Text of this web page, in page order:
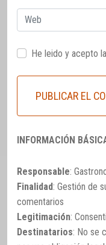
Web
He leido y acepto la
INFORMACIÓN
Responsable:
Finalidad: Gestión de
comentarios
Legitimación:
Destinatarios: No se